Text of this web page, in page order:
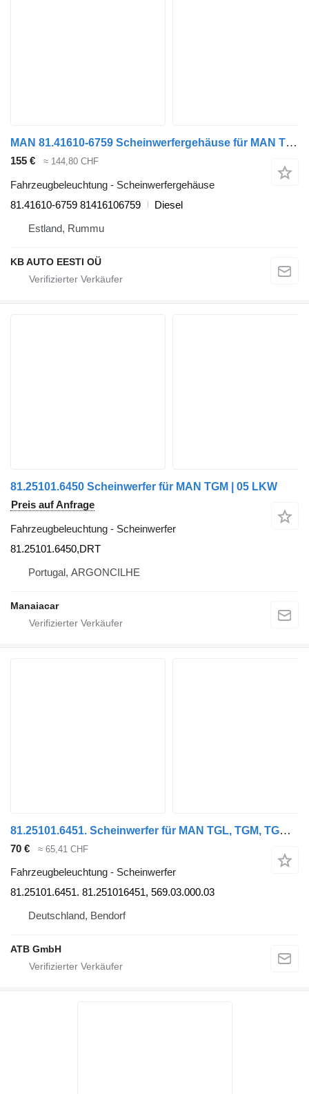
MAN 81.41610-6759 Scheinwerfergehäuse für MAN TGL, TGM, TGS, TGX LKW
155 € ≈ 144,80 CHF
Fahrzeugbeleuchtung - Scheinwerfergehäuse
81.41610-6759 81416106759
Diesel
Estland, Rummu
KB AUTO EESTI OÜ
81.25101.6450 Scheinwerfer für MAN TGM | 05 LKW
Preis auf Anfrage
Fahrzeugbeleuchtung - Scheinwerfer
81.25101.6450,DRT
Portugal, ARGONCILHE
Manaiacar
81.25101.6451. Scheinwerfer für MAN TGL, TGM, TGA, TGS LKW
70 € ≈ 65,41 CHF
Fahrzeugbeleuchtung - Scheinwerfer
81.25101.6451. 81.251016451, 569.03.000.03
Deutschland, Bendorf
ATB GmbH